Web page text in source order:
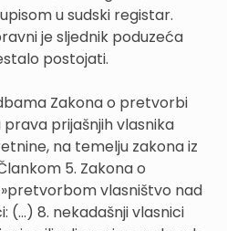
u sudski registar.
je sljednik poduzeća
postojati.
Zakona o pretvorbi
prijašnjih vlasnika
na temelju zakona iz
5. Zakona o
vlasništvo nad
(...) 8. nekadašnji vlasnici